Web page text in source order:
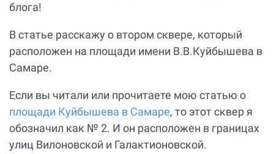
блога!
В статье расскажу о втором сквере, который
расположен на площади имени В.В.Куйбышева в
Самаре.
Если вы читали или прочитаете мою статью о
площади Куйбышева в Самаре, то этот сквер я
обозначил как № 2. И он расположен в границах
улиц Вилоновской и Галактионовской.